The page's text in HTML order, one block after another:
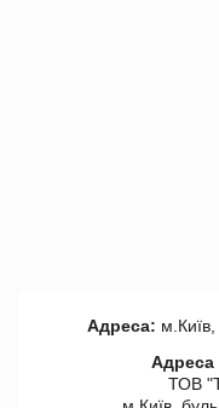
Адреса:
Адреса
ТОВ